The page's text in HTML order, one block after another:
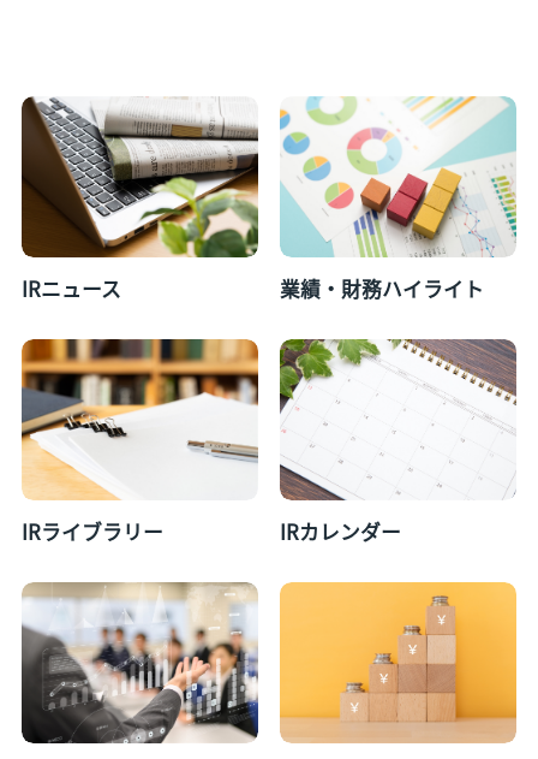
IRニュース 業績・財務ハイライト
IRライブラリー IRカレンダー